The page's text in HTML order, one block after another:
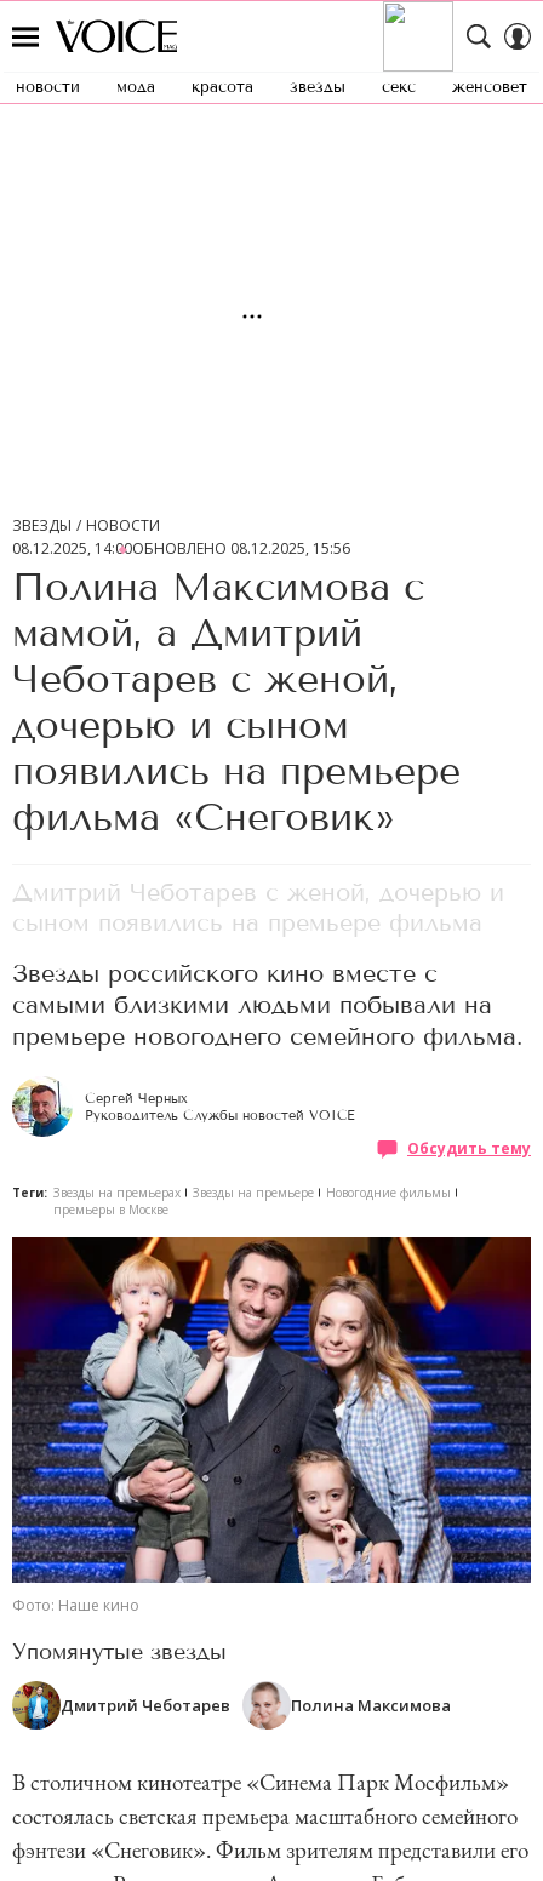
новости мода красота звезды секс женсовет
ЗВЕЗДЫ
НОВОСТИ
08.12.2025, 14:00ОБНОВЛЕНО 08.12.2025, 15:56
Полина Максимова с
мамой, а Дмитрий
Чеботарев с женой,
дочерью и сыном
появились на премьере
фильма «Снеговик»
Дмитрий Чеботарев с женой, дочерью и
сыном появились на премьере фильма
Звезды российского кино вместе с
самыми близкими людьми побывали на
премьере новогоднего семейного фильма.
Сергей Черных
Руководитель Службы новостей VOICE
Обсудить тему
Теги: Звезды на премьерах Звезды на премьере
Новогодние фильмы
премьеры в Москве
Фото: Наше кино
Упомянутые звезды
Дмитрий Чеботарев Полина Максимова
В столичном кинотеатре «Синема Парк Мосфильм»
состоялась светская премьера масштабного семейного
фэнтези «Снеговик». Фильм зрителям представили его